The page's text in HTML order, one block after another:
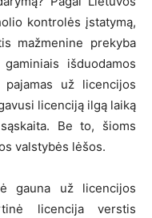
kontrolės įstatymą,
mažmenine prekyba
išduodamos
už licencijos
licenciją ilgą laiką
Be to, šioms
valstybės lėšos.
gauna už licencijos
licencija verstis